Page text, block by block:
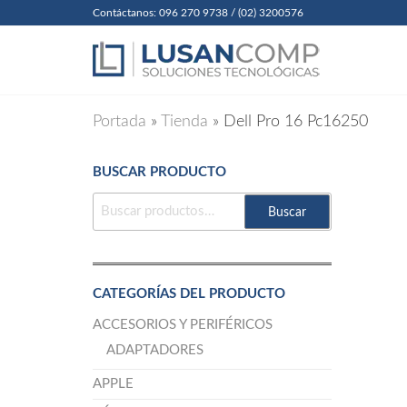
Contáctanos: 096 270 9738 / (02) 3200576
Portada » Tienda » Dell Pro 16 Pc16250
BUSCAR PRODUCTO
BUSCAR
Buscar
CATEGORÍAS DEL PRODUCTO
ACCESORIOS Y PERIFÉRICOS
ADAPTADORES
APPLE